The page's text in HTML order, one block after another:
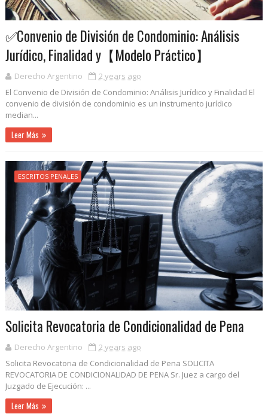
✅Convenio de División de Condominio: Análisis
Jurídico, Finalidad y【Modelo Práctico】
Derecho Argentino
2 years ago
El Convenio de División de Condominio: Análisis Jurídico y Finalidad El
convenio de división de condominio es un instrumento jurídico
median...
Leer Más
ESCRITOS PENALES
Solicita Revocatoria de Condicionalidad de Pena
Derecho Argentino
2 years ago
Solicita Revocatoria de Condicionalidad de Pena SOLICITA
REVOCATORIA DE CONDICIONALIDAD DE PENA Sr. Juez a cargo del
Juzgado de Ejecución: ...
Leer Más